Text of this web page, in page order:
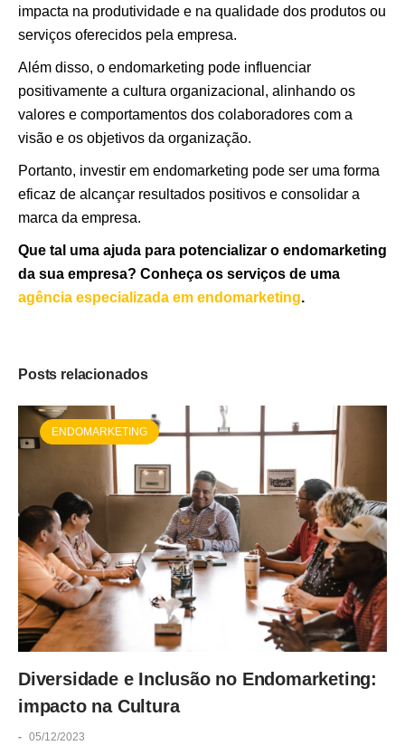
impacta na produtividade e na qualidade dos produtos ou
serviços oferecidos pela empresa.
Além disso, o endomarketing pode influenciar
positivamente a cultura organizacional, alinhando os
valores e comportamentos dos colaboradores com a
visão e os objetivos da organização.
Portanto, investir em endomarketing pode ser uma forma
eficaz de alcançar resultados positivos e consolidar a
marca da empresa.
Que tal uma ajuda para potencializar o endomarketing
da sua empresa? Conheça os serviços de uma
agência especializada em endomarketing.
Posts relacionados
ENDOMARKETING
Diversidade e Inclusão no Endomarketing:
impacto na Cultura
- 05/12/2023